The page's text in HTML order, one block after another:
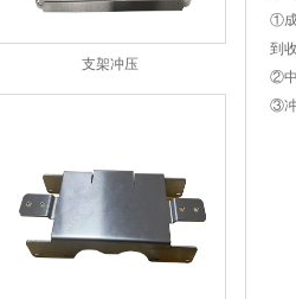
①成
到
②中
③冲